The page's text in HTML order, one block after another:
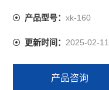
产品型号：xk-160
更新时间：2025-02-11
产品咨询